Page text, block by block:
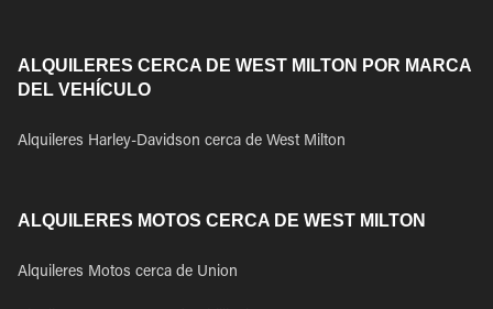
ALQUILERES CERCA DE WEST MILTON POR MARCA
DEL VEHÍCULO
Alquileres Harley-Davidson cerca de West Milton
ALQUILERES MOTOS CERCA DE WEST MILTON
Alquileres Motos cerca de Union